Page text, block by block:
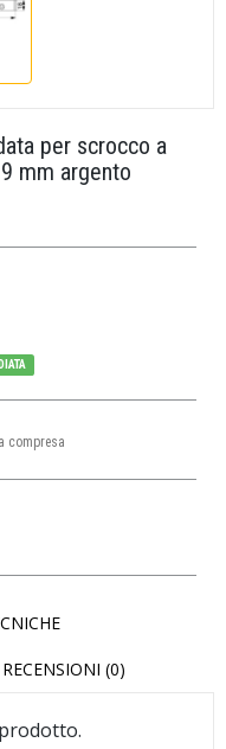
per scrocco a
mm argento
compresa
RECENSIONI (0)